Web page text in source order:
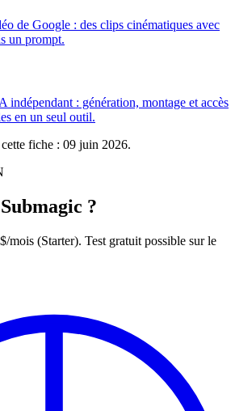
de Google : des clips cinématiques avec
un prompt.
indépendant : génération, montage et accès
en un seul outil.
fiche : 09 juin 2026.
?
mois (Starter). Test gratuit possible sur le